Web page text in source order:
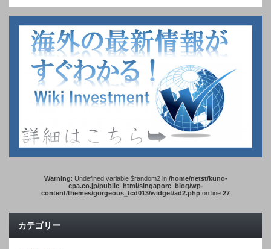
Warning: Undefined variable $random2 in /home/netst/kuno-
cpa.co.jp/public_html/singapore_blog/wp-
content/themes/gorgeous_tcd013/widget/ad2.php on line 27
カテゴリー